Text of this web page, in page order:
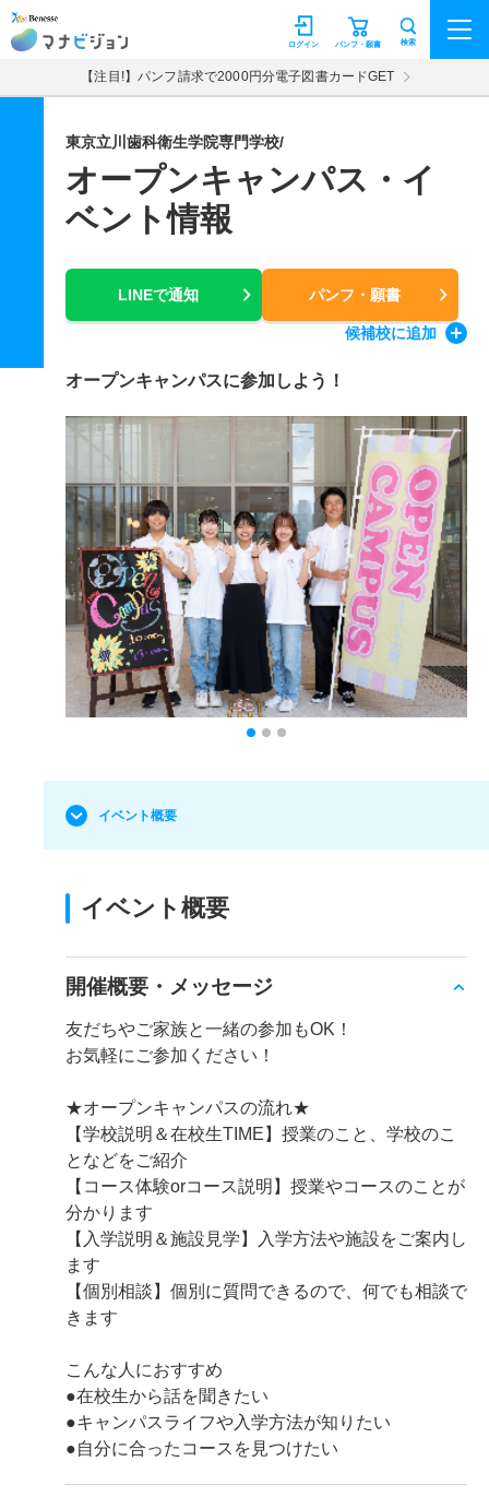
マナビジョン パンフ・願書
ログイン 検索
【注目!】パンフ請求で2000円分電子図書カードGET
東京立川歯科衛生学院専門学校/
オープンキャンパス・イ
ベント情報
LINEで通知 パンフ・願書
候補校に追加
オープンキャンパスに参加しよう！
イベント概要
イベント概要
開催概要・メッセージ
友だちやご家族と一緒の参加もOK！
お気軽にご参加ください！
★オープンキャンパスの流れ★
【学校説明＆在校生TIME】授業のこと、学校のこ
となどをご紹介
【コース体験orコース説明】授業やコースのことが
分かります
【入学説明＆施設見学】入学方法や施設をご案内し
ます
【個別相談】個別に質問できるので、何でも相談で
きます
こんな人におすすめ
●在校生から話を聞きたい
●キャンパスライフや入学方法が知りたい
●自分に合ったコースを見つけたい